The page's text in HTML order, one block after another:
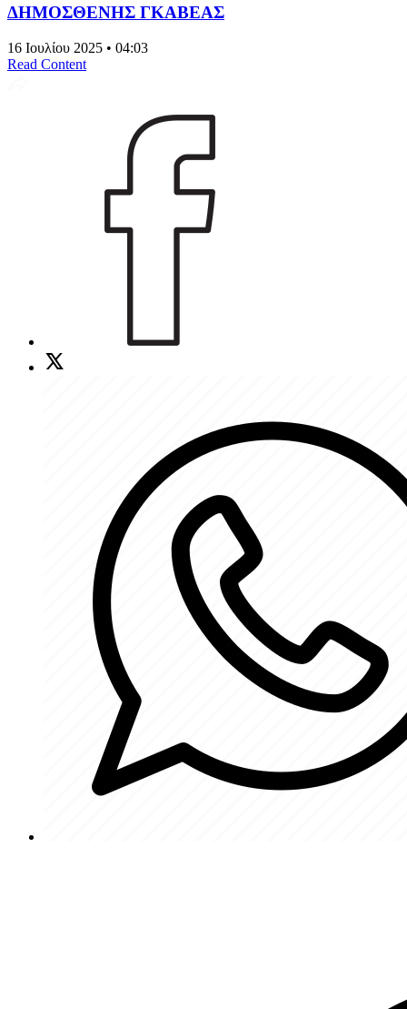
ΔΗΜΟΣΘΕΝΗΣ ΓΚΑΒΕΑΣ
16 Ιουλίου 2025 • 04:03
Read Content